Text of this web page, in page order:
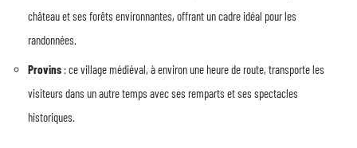
château et ses forêts environnantes, offrant un cadre idéal pour les
randonnées.
Provins : ce village médiéval, à environ une heure de route, transporte les
visiteurs dans un autre temps avec ses remparts et ses spectacles
historiques.